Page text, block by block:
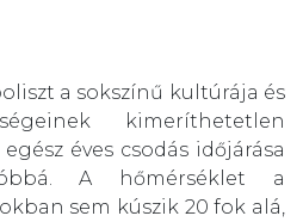
a sokszínű kultúrája és
kimeríthetetlen
éves csodás időjárása
A hőmérséklet a
sem kúszik 20 fok alá,